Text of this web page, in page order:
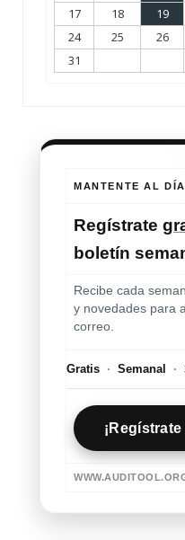
17
18 19
24
25 26
31
MANTENTE AL DÍA
Regístrate
boletín
Recibe cada
y novedades para
correo.
Gratis · Semanal ·